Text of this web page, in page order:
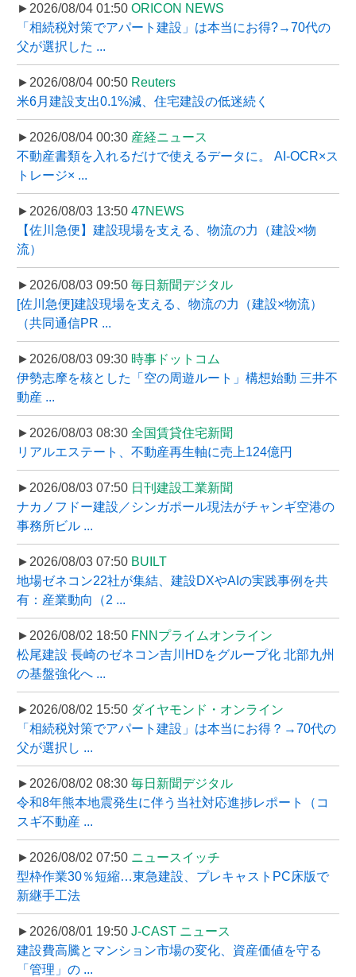
►2026/08/04 01:50 ORICON NEWS
「相続税対策でアパート建設」は本当にお得?→70代の
父が選択した ...
►2026/08/04 00:50 Reuters
米6月建設支出0.1%減、住宅建設の低迷続く
►2026/08/04 00:30 産経ニュース
不動産書類を入れるだけで使えるデータに。 AI-OCR×ス
トレージ× ...
►2026/08/03 13:50 47NEWS
【佐川急便】建設現場を支える、物流の力（建設×物
流）
►2026/08/03 09:50 毎日新聞デジタル
[佐川急便]建設現場を支える、物流の力（建設×物流）
（共同通信PR ...
►2026/08/03 09:30 時事ドットコム
伊勢志摩を核とした「空の周遊ルート」構想始動 三井不
動産 ...
►2026/08/03 08:30 全国賃貸住宅新聞
リアルエステート、不動産再生軸に売上124億円
►2026/08/03 07:50 日刊建設工業新聞
ナカノフドー建設／シンガポール現法がチャンギ空港の
事務所ビル ...
►2026/08/03 07:50 BUILT
地場ゼネコン22社が集結、建設DXやAIの実践事例を共
有：産業動向（2 ...
►2026/08/02 18:50 FNNプライムオンライン
松尾建設 長崎のゼネコン吉川HDをグループ化 北部九州
の基盤強化へ ...
►2026/08/02 15:50 ダイヤモンド・オンライン
「相続税対策でアパート建設」は本当にお得？→70代の
父が選択し ...
►2026/08/02 08:30 毎日新聞デジタル
令和8年熊本地震発生に伴う当社対応進捗レポート（コ
スギ不動産 ...
►2026/08/02 07:50 ニュースイッチ
型枠作業30％短縮…東急建設、プレキャストPC床版で
新継手工法
►2026/08/01 19:50 J-CAST ニュース
建設費高騰とマンション市場の変化、資産価値を守る
「管理」の ...